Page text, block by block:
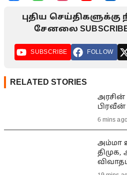
புதிய செய்திகளுக்கு
சேனலை
SUBSCRIBE FOLLOW
RELATED STORIES
அரசின்
6 mins ago
அம்மா
திமுக,